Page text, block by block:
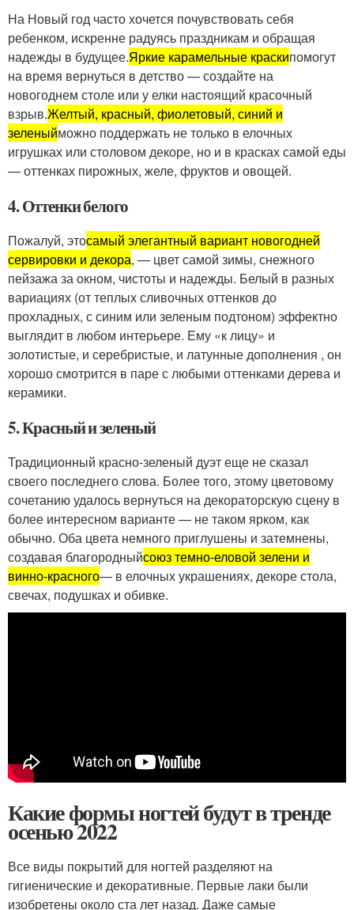
На Новый год часто хочется почувствовать себя
ребенком, искренне радуясь праздникам и обращая
надежды в будущее.Яркие карамельные краскипомогут
на время вернуться в детство — создайте на
новогоднем столе или у елки настоящий красочный
взрыв.Желтый, красный, фиолетовый, синий и
зеленыйможно поддержать не только в елочных
игрушках или столовом декоре, но и в красках самой еды
— оттенках пирожных, желе, фруктов и овощей.
4. Оттенки белого
Пожалуй, этосамый элегантный вариант новогодней
сервировки и декора, — цвет самой зимы, снежного
пейзажа за окном, чистоты и надежды. Белый в разных
вариациях (от теплых сливочных оттенков до
прохладных, с синим или зеленым подтоном) эффектно
выглядит в любом интерьере. Ему «к лицу» и
золотистые, и серебристые, и латунные дополнения , он
хорошо смотрится в паре с любыми оттенками дерева и
керамики.
5. Красный и зеленый
Традиционный красно-зеленый дуэт еще не сказал
своего последнего слова. Более того, этому цветовому
сочетанию удалось вернуться на декораторскую сцену в
более интересном варианте — не таком ярком, как
обычно. Оба цвета немного приглушены и затемнены,
создавая благородныйсоюз темно-еловой зелени и
винно-красного— в елочных украшениях, декоре стола,
свечах, подушках и обивке.
Какие формы ногтей будут в тренде
осенью 2022
Все виды покрытий для ногтей разделяют на
гигиенические и декоративные. Первые лаки были
изобретены около ста лет назад. Даже самые